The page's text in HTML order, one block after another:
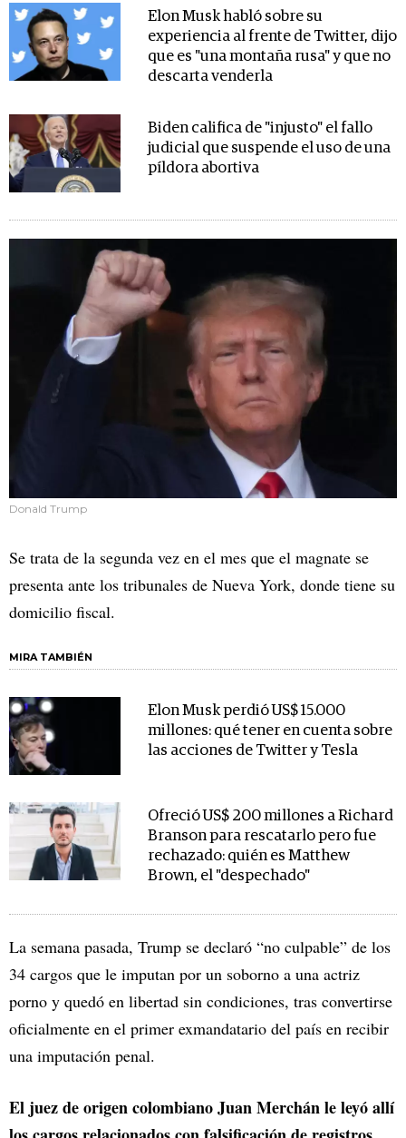
Elon Musk habló sobre su
experiencia al frente de Twitter, dijo
que es "una montaña rusa" y que no
descarta venderla
Biden califica de "injusto" el fallo
judicial que suspende el uso de una
píldora abortiva
Donald Trump
Se trata de la segunda vez en el mes que el magnate se
presenta ante los tribunales de Nueva York, donde tiene su
domicilio fiscal.
MIRA TAMBIÉN
Elon Musk perdió US$ 15.000
millones: qué tener en cuenta sobre
las acciones de Twitter y Tesla
Ofreció US$ 200 millones a Richard
Branson para rescatarlo pero fue
rechazado: quién es Matthew
Brown, el "despechado"
La semana pasada, Trump se declaró “no culpable” de los
34 cargos que le imputan por un soborno a una actriz
porno y quedó en libertad sin condiciones, tras convertirse
oficialmente en el primer exmandatario del país en recibir
una imputación penal.
El juez de origen colombiano Juan Merchán le leyó allí